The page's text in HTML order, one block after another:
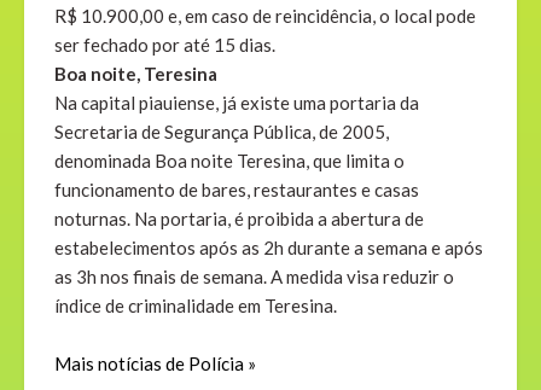
R$ 10.900,00 e, em caso de reincidência, o local pode
ser fechado por até 15 dias.
Boa noite, Teresina
Na capital piauiense, já existe uma portaria da
Secretaria de Segurança Pública, de 2005,
denominada Boa noite Teresina, que limita o
funcionamento de bares, restaurantes e casas
noturnas. Na portaria, é proibida a abertura de
estabelecimentos após as 2h durante a semana e após
as 3h nos finais de semana. A medida visa reduzir o
índice de criminalidade em Teresina.
Mais notícias de Polícia »